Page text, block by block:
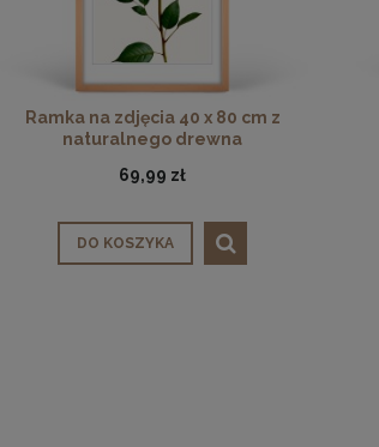
Ramka na zdjęcia 40 x 80 cm z
naturalnego drewna
69,99 zł
DO KOSZYKA